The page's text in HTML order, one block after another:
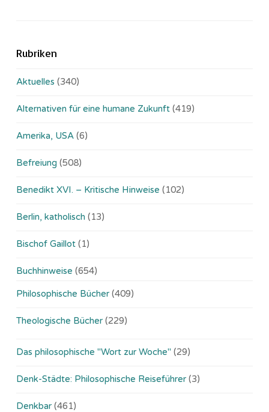
Rubriken
Aktuelles (340)
Alternativen für eine humane Zukunft (419)
Amerika, USA (6)
Befreiung (508)
Benedikt XVI. – Kritische Hinweise (102)
Berlin, katholisch (13)
Bischof Gaillot (1)
Buchhinweise (654)
Philosophische Bücher (409)
Theologische Bücher (229)
Das philosophische "Wort zur Woche" (29)
Denk-Städte: Philosophische Reiseführer (3)
Denkbar (461)